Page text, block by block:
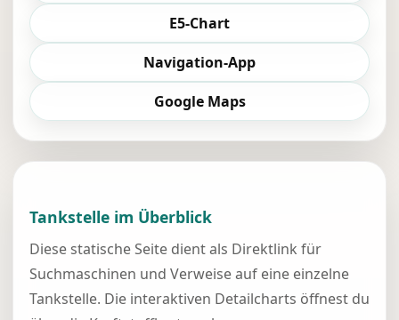
E5-Chart
Navigation-App
Google Maps
Tankstelle im Überblick
Diese statische Seite dient als Direktlink für
Suchmaschinen und Verweise auf eine einzelne
Tankstelle. Die interaktiven Detailcharts öffnest du